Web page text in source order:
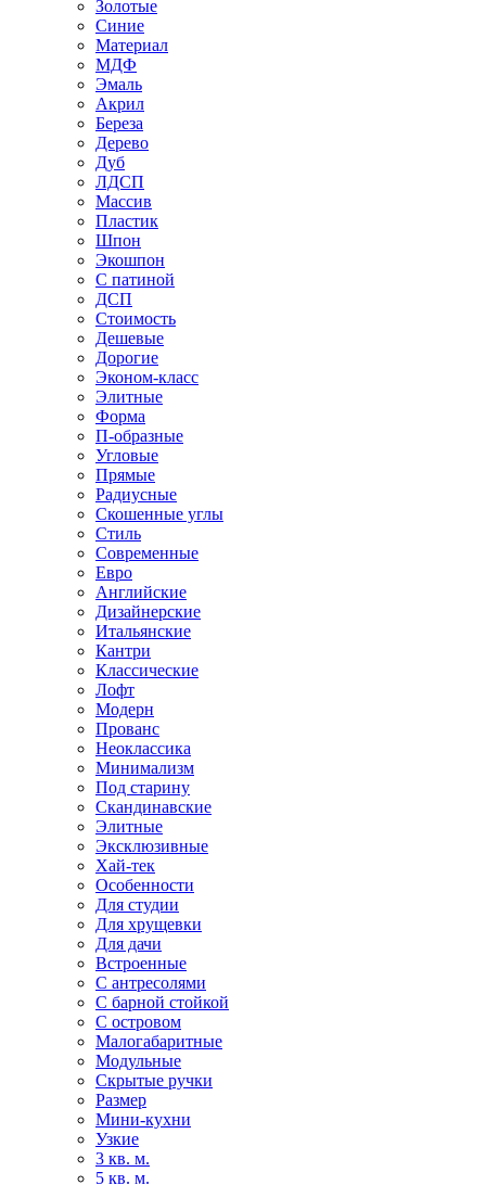
Золотые
Синие
Материал
МДФ
Эмаль
Акрил
Береза
Дерево
Дуб
ЛДСП
Массив
Пластик
Шпон
Экошпон
С патиной
ДСП
Стоимость
Дешевые
Дорогие
Эконом-класс
Элитные
Форма
П-образные
Угловые
Прямые
Радиусные
Скошенные углы
Стиль
Современные
Евро
Английские
Дизайнерские
Итальянские
Кантри
Классические
Лофт
Модерн
Прованс
Неоклассика
Минимализм
Под старину
Скандинавские
Элитные
Эксклюзивные
Хай-тек
Особенности
Для студии
Для хрущевки
Для дачи
Встроенные
С антресолями
С барной стойкой
С островом
Малогабаритные
Модульные
Скрытые ручки
Размер
Мини-кухни
Узкие
3 кв. м.
5 кв. м.